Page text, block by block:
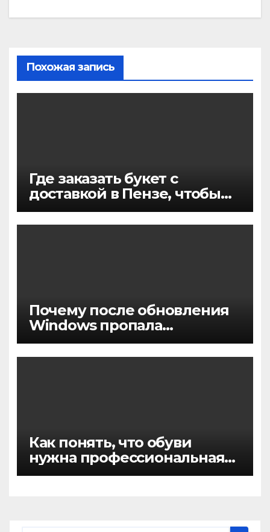
Похожая запись
Где заказать букет с
доставкой в Пензе, чтобы
цветы точно понравились и
приехали вовремя
Почему после обновления
Windows пропала
активация
Как понять, что обуви
нужна профессиональная
химчистка, а не домашняя